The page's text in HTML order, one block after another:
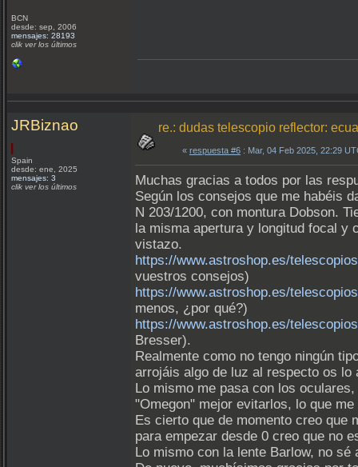
BCN
desde: sep, 2006
mensajes: 28193
clik ver los últimos
JRBiznao
Spain
desde: ene, 2025
mensajes: 3
clik ver los últimos
re.: dudas telescopio reflector:
« respuesta #6 : Mar, 04 Feb 2025, 22:29
Muchas gracias a todos por las
Según los consejos que me habéis
N 203/1200, con montura Dobson.
la misma apertura y longitud focal y
vistazo.
https://www.astroshop.es/
vuestros consejos)
https://www.astroshop.es/
menos, ¿por qué?)
https://www.astroshop.es/
Bresser).
Realmente como no tengo ningún
arrojáis algo de luz al respecto os
Lo mismo me pasa con los
"Omegon" mejor evitarlos, lo que
Es cierto que de momento creo que
para empezar desde 0 creo que no
Lo mismo con la lente Barlow, no